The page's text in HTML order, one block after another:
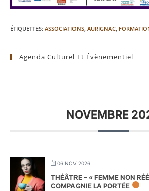
ÉTIQUETTES: ASSOCIATIONS, AURIGNAC,
Agenda Culturel Et Évènementiel
NOVEMBRE
06 NOV 2026
THÉÂTRE – « FEMME NON
COMPAGNIE LA PORTÉE